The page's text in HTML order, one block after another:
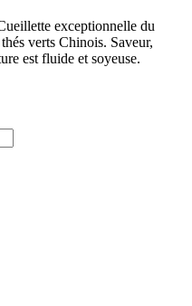
exceptionnelle du
verts Chinois. Saveur,
est fluide et soyeuse.